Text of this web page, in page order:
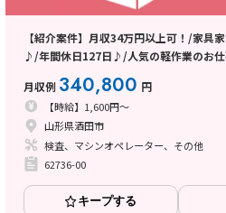
【紹介案件】月収34万円以上可！/家具
♪/年間休日127日♪/人気の軽作業のお
月収例 340,800 円
【時給】1,600円～
山形県酒田市
検査、マシンオペレーター、その他
62736-00
キープする